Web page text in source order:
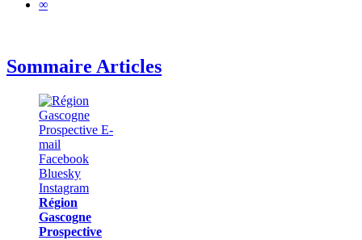
∞
Sommaire Articles
Région
Gascogne
Prospective